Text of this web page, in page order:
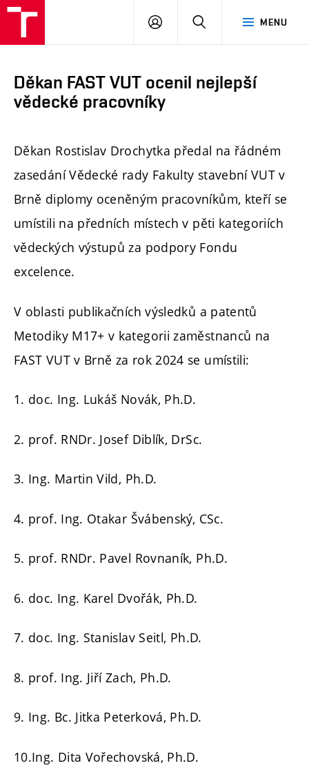
Brno
MENU
PŘIHLÁSIT
Děkan FAST VUT ocenil nejlepší
vědecké pracovníky
Děkan Rostislav Drochytka předal na řádném
zasedání Vědecké rady Fakulty stavební VUT v
Brně diplomy oceněným pracovníkům, kteří se
umístili na předních místech v pěti kategoriích
vědeckých výstupů za podpory Fondu
excelence.
V oblasti publikačních výsledků a patentů
Metodiky M17+ v kategorii zaměstnanců na
FAST VUT v Brně za rok 2024 se umístili:
1. doc. Ing. Lukáš Novák, Ph.D.
2. prof. RNDr. Josef Diblík, DrSc.
3. Ing. Martin Vild, Ph.D.
4. prof. Ing. Otakar Švábenský, CSc.
5. prof. RNDr. Pavel Rovnaník, Ph.D.
6. doc. Ing. Karel Dvořák, Ph.D.
7. doc. Ing. Stanislav Seitl, Ph.D.
8. prof. Ing. Jiří Zach, Ph.D.
9. Ing. Bc. Jitka Peterková, Ph.D.
10.Ing. Dita Vořechovská, Ph.D.